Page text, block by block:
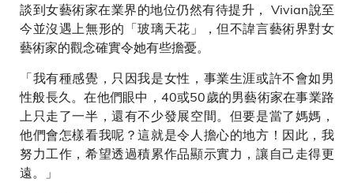
談到女藝術家在業界的地位仍然有待提升， Vivian說至
今並沒遇上無形的「玻璃天花」，但不諱言藝術界對女
藝術家的觀念確實令她有些擔憂。
「我有種感覺，只因我是女性，事業生涯或許不會如男
性般長久。在他們眼中，40或50歲的男藝術家在事業路
上只走了一半，還有不少發展空間。但要是當了媽媽，
他們會怎樣看我呢？這就是令人擔心的地方！因此，我
努力工作，希望透過積累作品顯示實力，讓自己走得更
遠。」